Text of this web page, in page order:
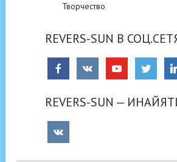
Творчество
REVERS-SUN В
REVERS-SUN —